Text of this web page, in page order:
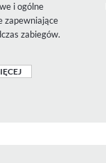
i ogólne
zapewniające
zabiegów.